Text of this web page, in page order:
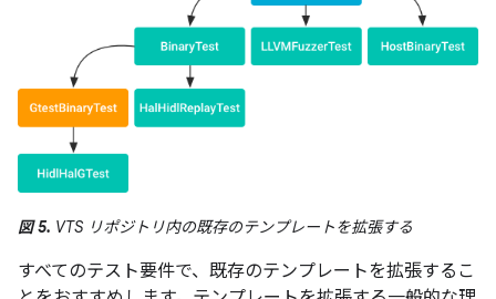
図 5. VTS リポジトリ内の既存のテンプレートを拡張する
すべてのテスト要件で、既存のテンプレートを拡張するこ